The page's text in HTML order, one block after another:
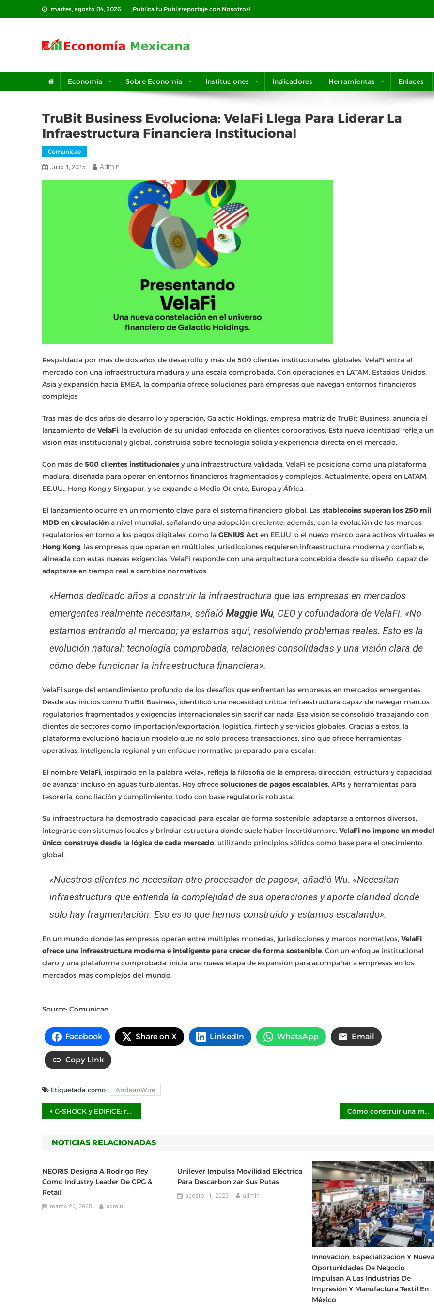
al
martes, agosto 04, 2026 ¡Publíca tu Publirreportaje con Nosotros!
Economía Sobre Economía Instituciones Indicadores Herramientas Enlaces
TruBit Business Evoluciona: VelaFi Llega Para Liderar La
Infraestructura Financiera Institucional
Comunicae
Julio 1, 2025 Admin
Respaldada por más de dos años de desarrollo y más de 500 clientes institucionales globales, VelaFi entra al
mercado con una infraestructura madura y una escala comprobada. Con operaciones en LATAM, Estados Unidos,
Asia y expansión hacia EMEA, la compañía ofrece soluciones para empresas que navegan entornos financieros
complejos
Tras más de dos años de desarrollo y operación, Galactic Holdings, empresa matriz de TruBit Business, anuncia el
lanzamiento de VelaFi: la evolución de su unidad enfocada en clientes corporativos. Esta nueva identidad refleja
visión más institucional y global, construida sobre tecnología sólida y experiencia directa en el mercado.
Con más de 500 clientes institucionales y una infraestructura validada, VelaFi se posiciona como una plataforma
madura, diseñada para operar en entornos financieros fragmentados y complejos. Actualmente, opera en LATAM,
EE.UU., Hong Kong y Singapur, y se expande a Medio Oriente, Europa y África.
El lanzamiento ocurre en un momento clave para el sistema financiero global. Las stablecoins superan los 250 mil
MDD en circulación a nivel mundial, señalando una adopción creciente; además, con la evolución de los marcos
regulatorios en torno a los pagos digitales, como la GENIUS Act en EE.UU. o el nuevo marco para activos virtuales
Hong Kong, las empresas que operan en múltiples jurisdicciones requieren infraestructura moderna y confiable,
alineada con estas nuevas exigencias. VelaFi responde con una arquitectura concebida desde su diseño, capaz de
adaptarse en tiempo real a cambios normativos.
«Hemos dedicado años a construir la infraestructura que las empresas en mercados
emergentes realmente necesitan», señaló Maggie Wu, CEO y cofundadora de VelaFi. «No
estamos entrando al mercado; ya estamos aquí, resolviendo problemas reales. Esto es la
evolución natural: tecnología comprobada, relaciones consolidadas y una visión clara de
cómo debe funcionar la infraestructura financiera».
VelaFi surge del entendimiento profundo de los desafíos que enfrentan las empresas en mercados emergentes.
Desde sus inicios como TruBit Business, identificó una necesidad crítica: infraestructura capaz de navegar marcos
regulatorios fragmentados y exigencias internacionales sin sacrificar nada. Esa visión se consolidó trabajando con
clientes de sectores como importación/exportación, logística, fintech y servicios globales. Gracias a estos, la
plataforma evolucionó hacia un modelo que no solo procesa transacciones, sino que ofrece herramientas
operativas, inteligencia regional y un enfoque normativo preparado para escalar.
El nombre VelaFi, inspirado en la palabra «vela», refleja la filosofía de la empresa: dirección, estructura y capacidad
de avanzar incluso en aguas turbulentas. Hoy ofrece soluciones de pagos escalables, APIs y herramientas para
tesorería, conciliación y cumplimiento, todo con base regulatoria robusta.
Su infraestructura ha demostrado capacidad para escalar de forma sostenible, adaptarse a entornos diversos,
integrarse con sistemas locales y brindar estructura donde suele haber incertidumbre. VelaFi no impone un
único; construye desde la lógica de cada mercado, utilizando principios sólidos como base para el crecimiento
global.
«Nuestros clientes no necesitan otro procesador de pagos», añadió Wu. «Necesitan
infraestructura que entienda la complejidad de sus operaciones y aporte claridad donde
solo hay fragmentación. Eso es lo que hemos construido y estamos escalando».
En un mundo donde las empresas operan entre múltiples monedas, jurisdicciones y marcos normativos, VelaFi
ofrece una infraestructura moderna e inteligente para crecer de forma sostenible. Con un enfoque institucional
claro y una plataforma comprobada, inicia una nueva etapa de expansión para acompañar a empresas en los
mercados más complejos del mundo.
Source: Comunicae
Facebook Share on X LinkedIn WhatsApp Email
Copy Link
Etiquetada como AndeanWire
Navegación
de
entradas
G-SHOCK y EDIFICE: relojes que laten con el alma de quienes se atreven Cómo construir una mentalidad ganadora en el trading y evitar los errores más costosos: Capital.com
NOTICIAS RELACIONADAS
NEORIS Designa A Rodrigo Rey
Como Industry Leader De CPG &
Retail
marzo 26, 2025 admin
Unilever Impulsa Movilidad Eléctrica
Para Descarbonizar Sus Rutas
agosto 11, 2025 admin
Innovación, Especialización Y
Oportunidades De Negocio
Impulsan A Las Industrias De
Impresión Y Manufactura Textil En
México